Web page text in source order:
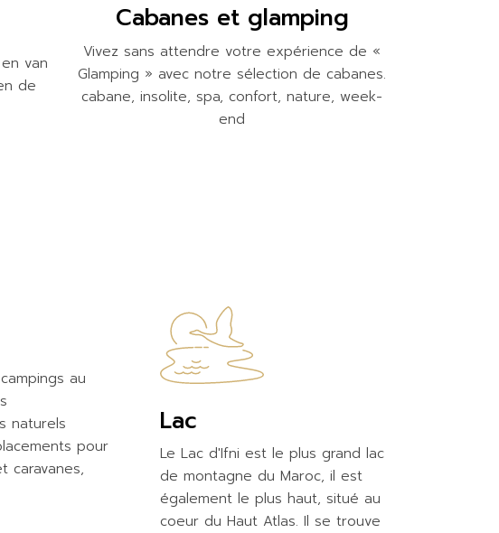
van
de
Cabanes et glamping
Vivez sans attendre votre expérience de «
Glamping » avec notre sélection de cabanes.
cabane, insolite, spa, confort, nature, week-
end
au
naturels
pour
caravanes,
Lac
Le Lac d'Ifni est le plus grand lac
de montagne du Maroc, il est
également le plus haut, situé au
coeur du Haut Atlas. Il se trouve